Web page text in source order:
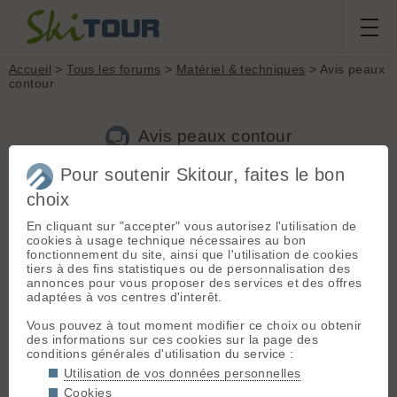
Accueil >Tous les forums > Matériel & techniques > Avis peaux
contour
Avis peaux contour
Nouveau sujet
B
bernie[105posts] - Le 09/02/2025 07:33
Hello
Mes peaux actuelles sont celles vendues avec mes skis (black
crowOva Freebird) et je suis très déçue par l'accroche, je
trouve qu'elles bottent beaucoup et après 2 saisons, la colle
J'hésite à m'acheter des contour hybrid mix.
Quelqu'un peut me faire un retour sur leur accroche et aussi
est-ce qu'elles ont tendance à beaucoup botter?.
Sinon quelles peaux me conseillerez vous ?
Merci !
Pour soutenir Skitour, faites le bon
choix
En cliquant sur "accepter" vous autorisez l'utilisation de
cookies à usage technique nécessaires au bon
fonctionnement du site, ainsi que l'utilisation de cookies
tiers à des fins statistiques ou de personnalisation des
annonces pour vous proposer des services et des offres
adaptées à vos centres d'interêt.
Vous pouvez à tout moment modifier ce choix ou obtenir
des informations sur ces cookies sur la page des
conditions générales d'utilisation du service :
Utilisation de vos données personnelles
Cookies